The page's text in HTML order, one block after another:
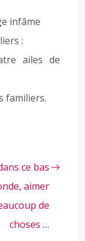
infâme
:
ailes de
familiers.
ce bas
aimer
de
choses …